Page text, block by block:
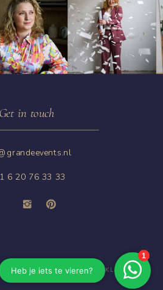
PRIVACYVERKLARING
6 20 76 33 33
Get in touch